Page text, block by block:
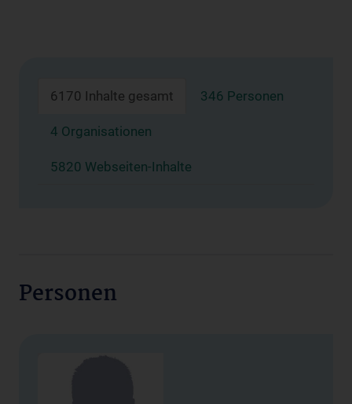
6170 Inhalte gesamt 346 Personen
4 Organisationen
5820 Webseiten-Inhalte
Personen